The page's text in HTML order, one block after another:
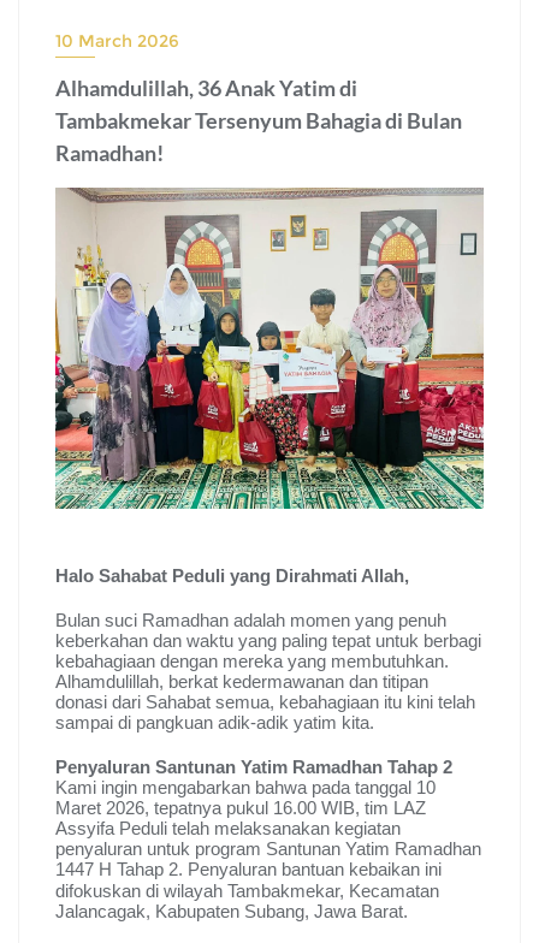
10 March 2026
Alhamdulillah, 36 Anak Yatim di
Tambakmekar Tersenyum Bahagia di Bulan
Ramadhan!
Halo Sahabat Peduli yang Dirahmati Allah,
Bulan suci Ramadhan adalah momen yang penuh
keberkahan dan waktu yang paling tepat untuk berbagi
kebahagiaan dengan mereka yang membutuhkan.
Alhamdulillah, berkat kedermawanan dan titipan
donasi dari Sahabat semua, kebahagiaan itu kini telah
sampai di pangkuan adik-adik yatim kita.
Penyaluran Santunan Yatim Ramadhan Tahap 2
Kami ingin mengabarkan bahwa pada tanggal 10
Maret 2026, tepatnya pukul 16.00 WIB, tim LAZ
Assyifa Peduli telah melaksanakan kegiatan
penyaluran untuk program Santunan Yatim Ramadhan
1447 H Tahap 2. Penyaluran bantuan kebaikan ini
difokuskan di wilayah Tambakmekar, Kecamatan
Jalancagak, Kabupaten Subang, Jawa Barat.